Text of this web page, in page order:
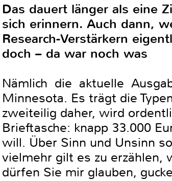
Das dauert länger als eine
sich erinnern. Auch dann,
Research-Verstärkern
doch – da war noch was
Nämlich die aktuelle
Minnesota. Es trägt die
zweiteilig daher, wird
Brieftasche: knapp 33.000
will. Über Sinn und Unsinn
vielmehr gilt es zu erzählen,
dürfen Sie mir glauben,